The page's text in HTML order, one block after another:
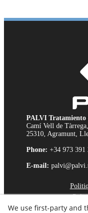
PALVI Tratamiento
Camí Vell de
25310, Agramunt,
Phone: +34 973 391
E-mail:
We use first-party and